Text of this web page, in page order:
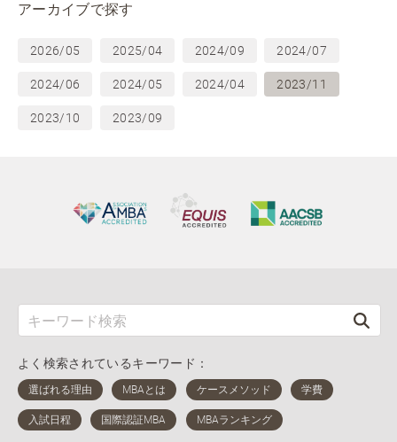
アーカイブで探す
2026/05 2025/04 2024/09 2024/07
2024/06 2024/05 2024/04 2023/11
2023/10 2023/09
よく検索されているキーワード：